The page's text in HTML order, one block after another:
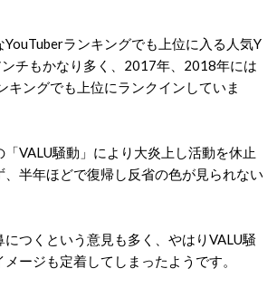
YouTuberランキングでも上位に入る人気Y
チもかなり多く、 2017年、 2018年には
キングでも上位にランクインしていま
「VALU騒動」により大炎上し活動を休止
、半年ほどで復帰し反省の色が見られない
つくという意見も多く、やはりVALU騒
ージも定着してしまったようです。